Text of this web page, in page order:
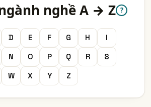
nghề A → Z ?
D E F G H
I
N O P Q R
S
W X Y Z